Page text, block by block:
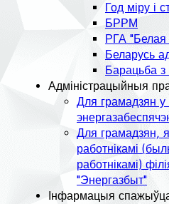
Год міру і
БРРМ
РГА "Белая
Беларусь
Барацьба
Адміністрацыйныя
Для грамадзян
Для грамадзян,
работнікамі
работнікамі)
"Энергазбыт"
Інфармацыя